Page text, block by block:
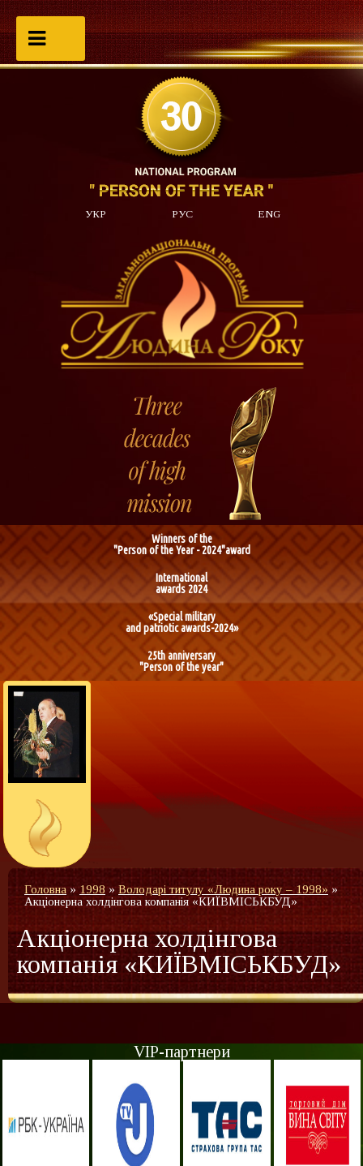
УКР РУС ENG
Winners of the
"Person of the Year - 2024"award
International
awards 2024
«Special military
and patriotic awards-2024»
25th anniversary
"Person of the year"
Головна»1998»Володарі титулу «Людина року – 1998» »
Акціонерна холдінгова компанія «КИЇВМІСЬКБУД»
Акціонерна холдінгова
компанія «КИЇВМІСЬКБУД»
VIP-партнери